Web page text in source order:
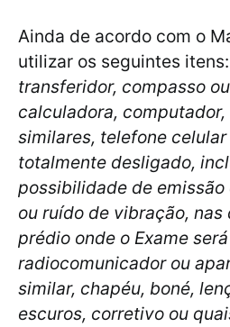
Ainda de acordo com o
utilizar os seguintes itens:
transferidor, compasso
calculadora,
similares, telefone
totalmente desligado,
possibilidade de emissão
ou ruído de vibração,
prédio onde o Exame
radiocomunicador ou
similar, chapéu, boné,
escuros, corretivo ou